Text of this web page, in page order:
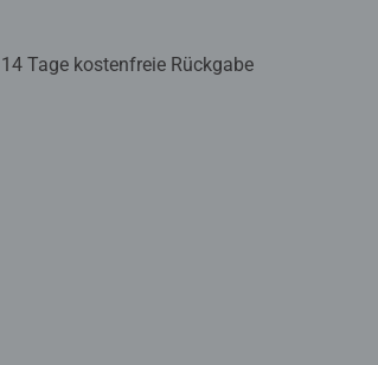
14 Tage kostenfreie Rückgabe